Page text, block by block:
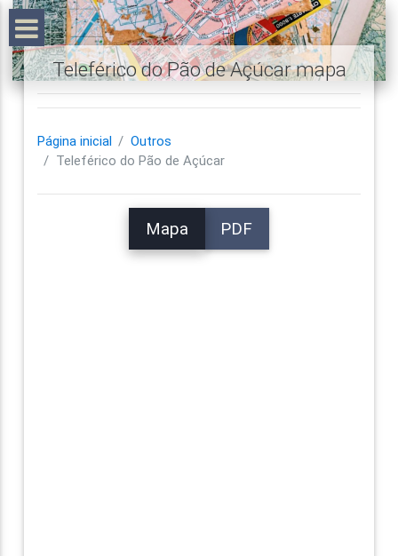
Teleférico do Pão de Açúcar mapa
Página inicial
Outros
Teleférico do Pão de Açúcar
Mapa PDF